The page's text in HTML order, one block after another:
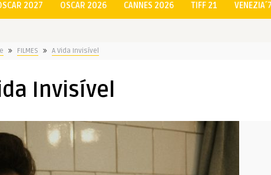
2027 OSCAR 2026 CANNES 2026 TIFF 21
FILMES A Vida Invisível
Invisível